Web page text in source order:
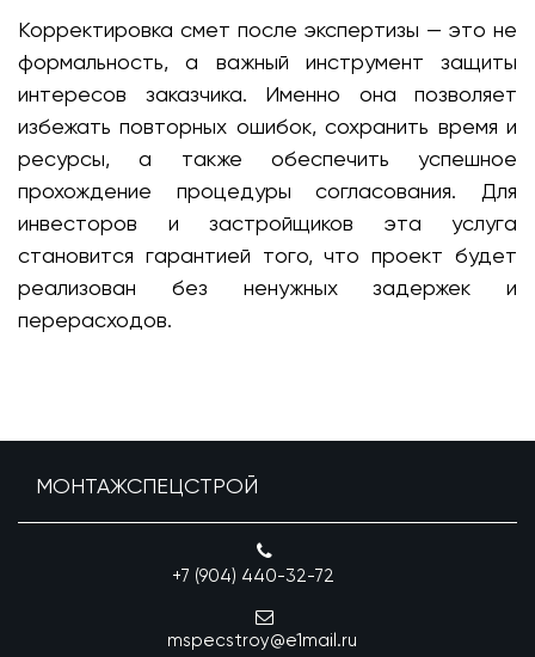
Корректировка смет после экспертизы — это не
формальность, а важный инструмент защиты
интересов заказчика. Именно она позволяет
избежать повторных ошибок, сохранить время и
ресурсы, а также обеспечить успешное
прохождение процедуры согласования. Для
инвесторов и застройщиков эта услуга
становится гарантией того, что проект будет
реализован без ненужных задержек и
перерасходов.
МОНТАЖСПЕЦСТРОЙ
+7 (904) 440-32-72
mspecstroy@e1mail.ru